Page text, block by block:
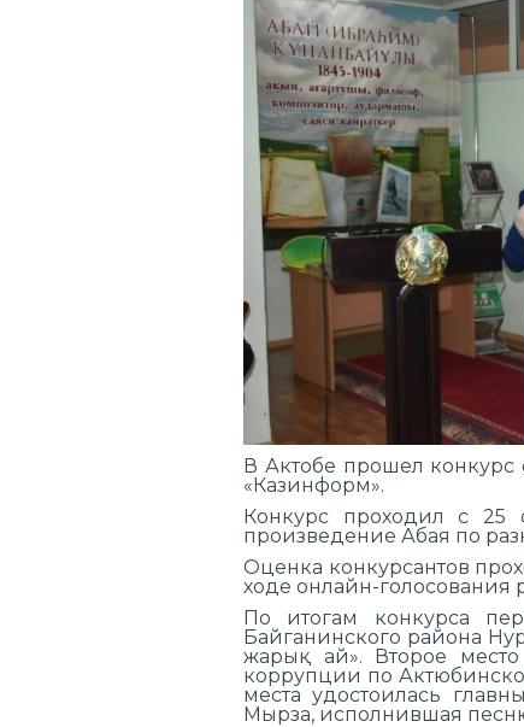
В Актобе прошел
«Казинформ».
Конкурс проходил с 25
произведение Абая по
Оценка конкурсантов
ходе онлайн-голосования
По итогам конкурса
Байганинского района
жарық ай». Второе
коррупции по
места удостоилась
Мырза, исполнившая